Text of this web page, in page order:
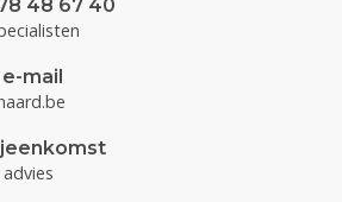
48 67 40
mail